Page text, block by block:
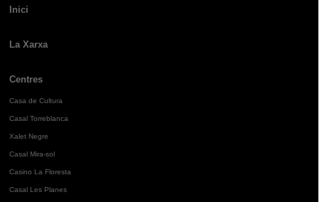
Inici
La Xarxa
Centres
Casa de Cultura
Casal Torreblanca
Xalet Negre
Casal Mira-sol
Casino La Floresta
Casal Les Planes